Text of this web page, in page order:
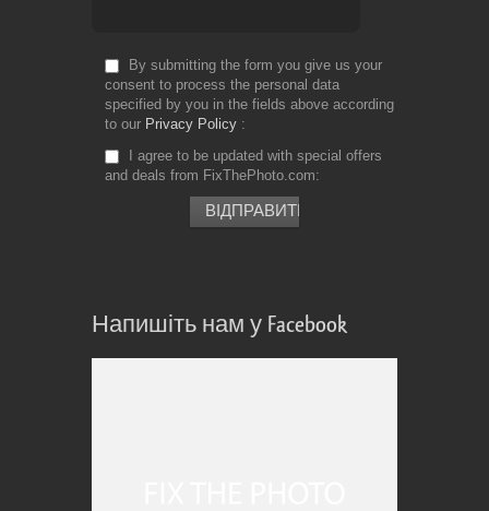
By submitting the form you give us your
consent to process the personal data
specified by you in the fields above according
to our Privacy Policy
I agree to be updated with special offers
and deals from FixThePhoto.com
Напишіть нам у Facebook